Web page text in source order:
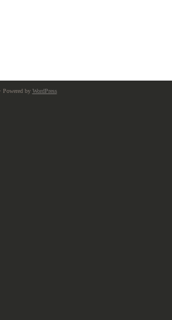
Powered by WordPress